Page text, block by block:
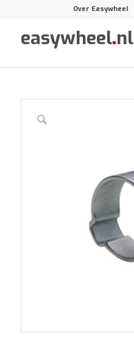
Over Easywheel
easywheel.nl